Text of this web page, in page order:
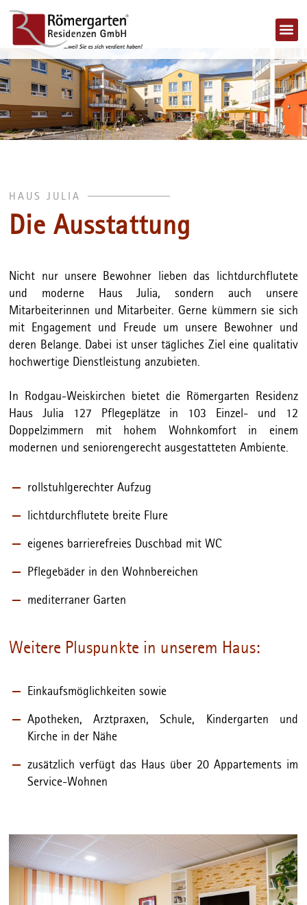
HAUS JULIA
Die Ausstattung
Nicht nur unsere Bewohner lieben das lichtdurchflutete
und moderne Haus Julia, sondern auch unsere
Mitarbeiterinnen und Mitarbeiter. Gerne kümmern sie sich
mit Engagement und Freude um unsere Bewohner und
deren Belange. Dabei ist unser tägliches Ziel eine qualitativ
hochwertige Dienstleistung anzubieten.
In Rodgau-Weiskirchen bietet die Römergarten Residenz
Haus Julia 127 Pflegeplätze in 103 Einzel- und 12
Doppelzimmern mit hohem Wohnkomfort in einem
modernen und seniorengerecht ausgestatteten Ambiente.
rollstuhlgerechter Aufzug
lichtdurchflutete breite Flure
eigenes barrierefreies Duschbad mit WC
Pflegebäder in den Wohnbereichen
mediterraner Garten
Weitere Pluspunkte in unserem Haus:
Einkaufsmöglichkeiten sowie
Apotheken, Arztpraxen, Schule, Kindergarten und
Kirche in der Nähe
zusätzlich verfügt das Haus über 20 Appartements im
Service-Wohnen